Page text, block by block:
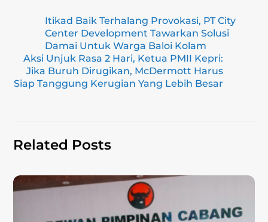
ai
e
gr
a
m
e c
e
b
o
o
at
s
A
p
p
p
y
Li
n
k
ar
e
Itikad Baik Terhalang Provokasi, PT City
Center Development Tawarkan Solusi
Damai Untuk Warga Baloi Kolam
Aksi Unjuk Rasa 2 Hari, Ketua PMII Kepri:
Jika Buruh Dirugikan, McDermott Harus
Siap Tanggung Kerugian Yang Lebih Besar
Related Posts